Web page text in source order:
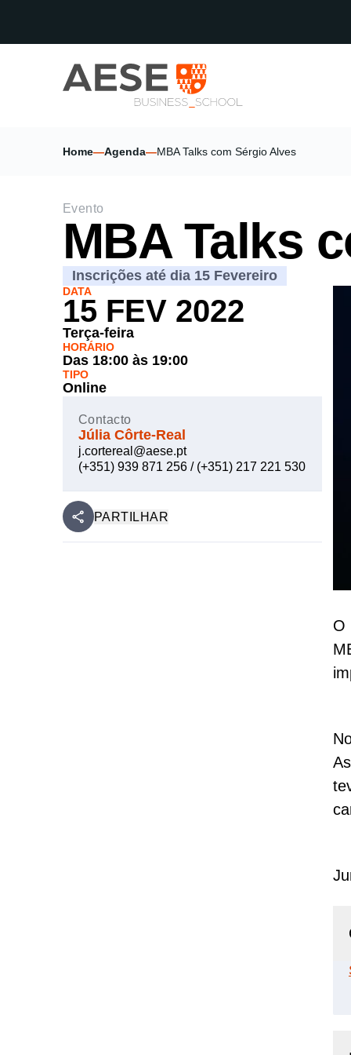
Home—Agenda—MBA Talks com Sérgio Alves
Evento
MBA Talks
Inscrições até dia 15 Fevereiro
DATA
15 FEV 2022
Terça-feira
HORÁRIO
Das 18:00 às 19:00
TIPO
Online
PARTILHAR
Contacto
Júlia Côrte-Real
j.cortereal@aese.pt
(+351) 939 871 256 / (+351) 217 221 530
O